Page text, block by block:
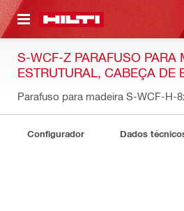
CONTENT
S-WCF-Z PARAFUSO PARA
ESTRUTURAL, CABEÇA DE
Parafuso para madeira S-WCF-H-
Configurador Dados